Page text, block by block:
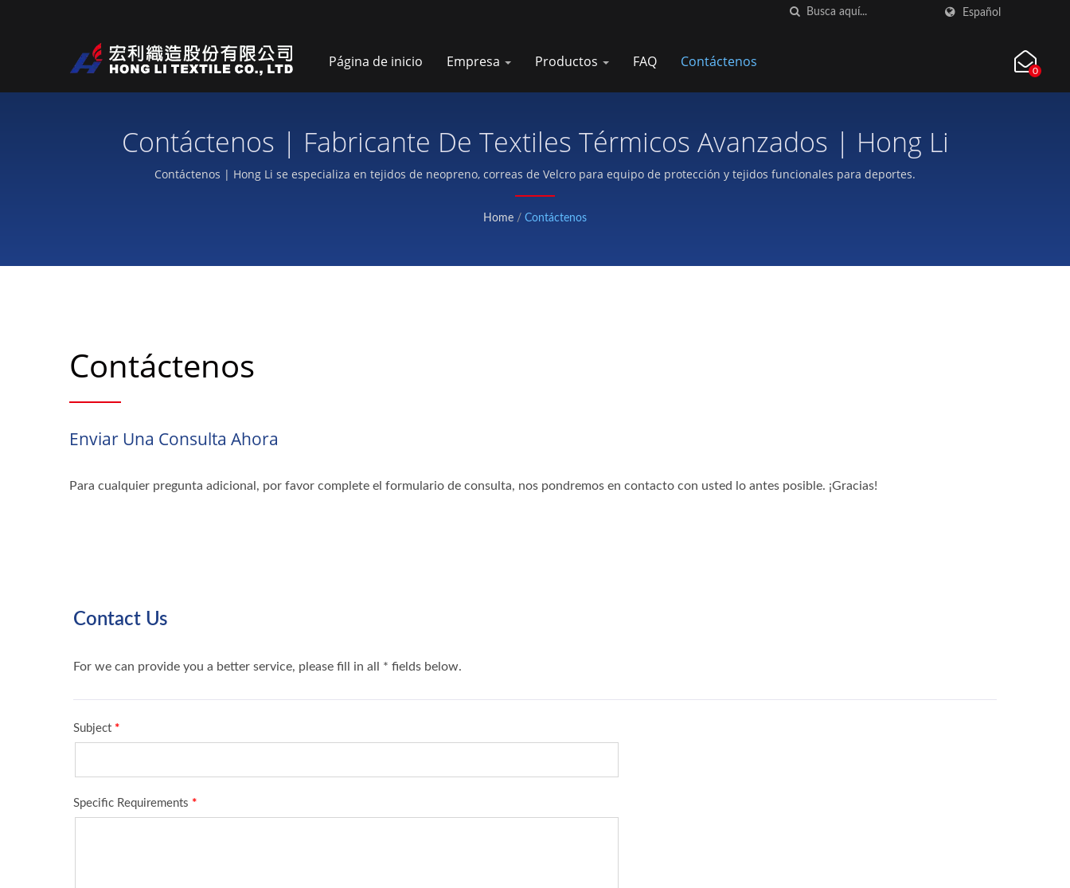
Español
Página de inicio Empresa Productos FAQ Contáctenos
0
Contáctenos | Fabricante De Textiles Térmicos Avanzados | Hong Li
Contáctenos | Hong Li se especializa en tejidos de neopreno, correas de Velcro para equipo de protección y tejidos funcionales para deportes.
Home / Contáctenos
Contáctenos
Enviar Una Consulta Ahora
Para cualquier pregunta adicional, por favor complete el formulario de consulta, nos pondremos en contacto con usted lo antes posible. ¡Gracias!